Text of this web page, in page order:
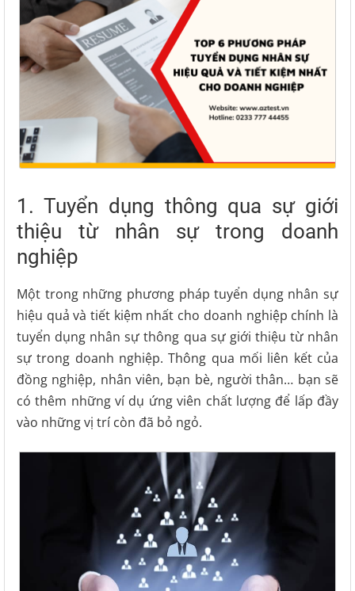
1. Tuyển dụng thông qua sự giới
thiệu từ nhân sự trong doanh
nghiệp
Một trong những phương pháp tuyển dụng nhân sự
hiệu quả và tiết kiệm nhất cho doanh nghiệp chính là
tuyển dụng nhân sự thông qua sự giới thiệu từ nhân
sự trong doanh nghiệp. Thông qua mối liên kết của
đồng nghiệp, nhân viên, bạn bè, người thân… bạn sẽ
có thêm những ví dụ ứng viên chất lượng để lấp đầy
vào những vị trí còn đã bỏ ngỏ.